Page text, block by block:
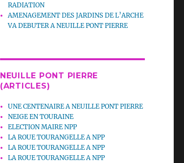
RADIATION
AMENAGEMENT DES JARDINS DE L’ARCHE
VA DEBUTER A NEUILLE PONT PIERRE
NEUILLE PONT PIERRE
(ARTICLES)
UNE CENTENAIRE A NEUILLE PONT PIERRE
NEIGE EN TOURAINE
ELECTION MAIRE NPP
LA ROUE TOURANGELLE A NPP
LA ROUE TOURANGELLE A NPP
LA ROUE TOURANGELLE A NPP